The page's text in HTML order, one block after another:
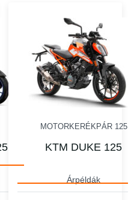
MOTORKERÉKPÁR 125
KTM DUKE 125
Árpéldák